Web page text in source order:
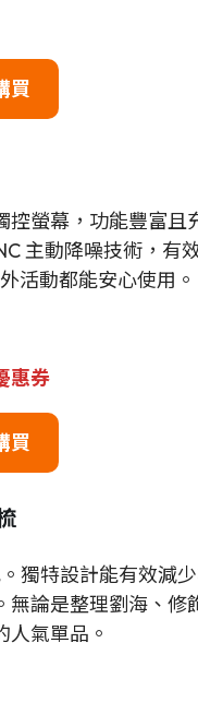
買
螢幕，功能豐富且
主動降噪技術，有
活動都能安心使用。
惠券
買
獨特設計能有效減
論是整理劉海、修
氣單品。